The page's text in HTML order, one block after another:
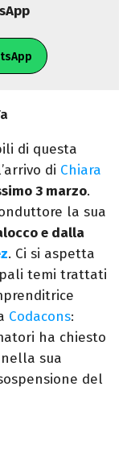
di questa
di Chiara
3 marzo.
la sua
e dalla
. Ci si aspetta
temi trattati
Codacons:
ha chiesto
sua
del